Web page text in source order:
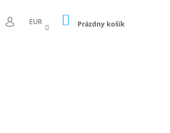
PRIHLÁSENIE
EUR NÁKUPNÝ
KOŠÍK
Prázdny košík